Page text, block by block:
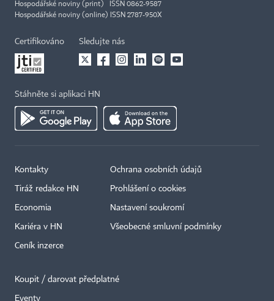
Hospodářské noviny (print) ISSN 0862-9587
Hospodářské noviny (online) ISSN 2787-950X
Certifikováno Sledujte nás
Stáhněte si aplikaci HN
Kontakty
Tiráž redakce HN
Economia
Kariéra v HN
Ceník inzerce
Ochrana osobních údajů
Prohlášení o cookies
Nastavení soukromí
Všeobecné smluvní podmínky
Koupit / darovat předplatné
Eventy